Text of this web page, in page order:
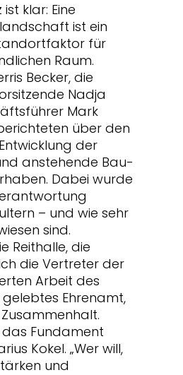
ist klar: Eine
ist ein
für
Raum.
Becker, die
Nadja
Mark
über den
der
anstehende Bau-
Dabei wurde
– und wie sehr
sind.
Reithalle, die
die Vertreter der
Arbeit des
Ehrenamt,
das Fundament
Kokel. „Wer will,
und